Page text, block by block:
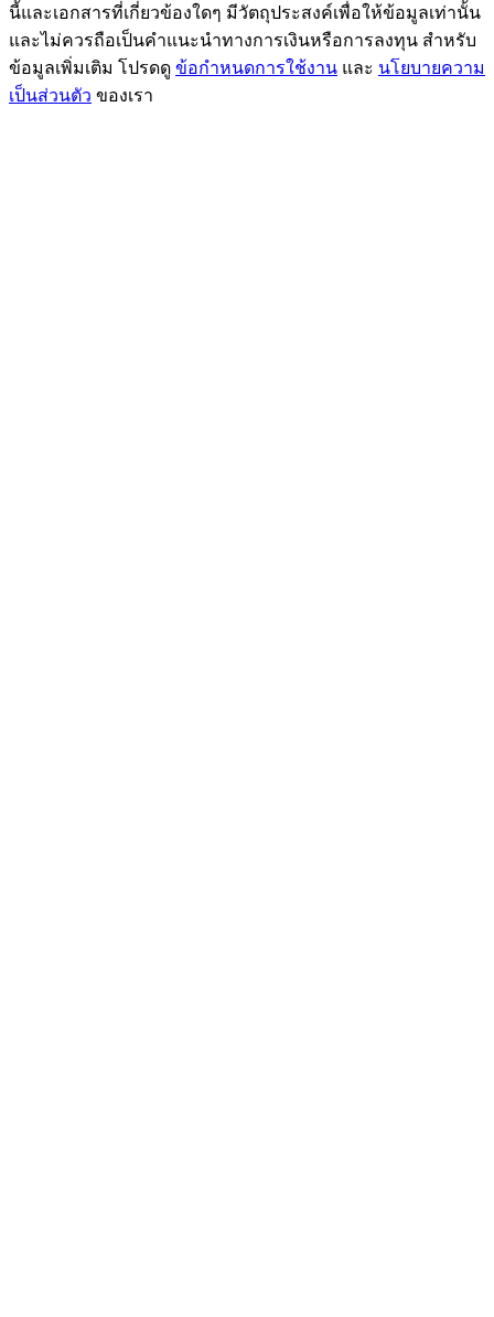
รับรางวัลและสิทธิพิเศษสุดพิเศษ
ศูนย์รางวัล
เข้าสู่ระบบลงชื่อ
นี้และเอกสารที่เกี่ยวข้องใดๆ มีวัตถุประสงค์เพื่อให้ข้อมูลเท่านั้น
และไม่ควรถือเป็นคำแนะนำทางการเงินหรือการลงทุน สำหรับ
ข้อมูลเพิ่มเติม โปรดดู ข้อกำหนดการใช้งาน และ นโยบายความ
เป็นส่วนตัว ของเรา